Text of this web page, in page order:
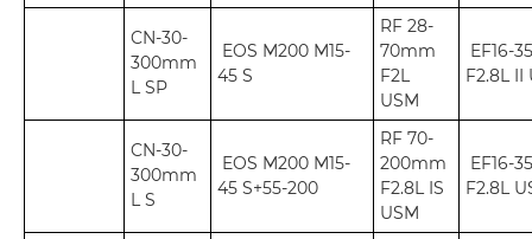
CN-30-
300mm
L SP
EOS M200 M15-
45 S
RF 28-
70mm
F2L
USM
EF16-
F2.8L II
CN-30-
300mm
L S
EOS M200 M15-
45 S+55-200
RF 70-
200mm
F2.8L IS
USM
EF16-
F2.8L